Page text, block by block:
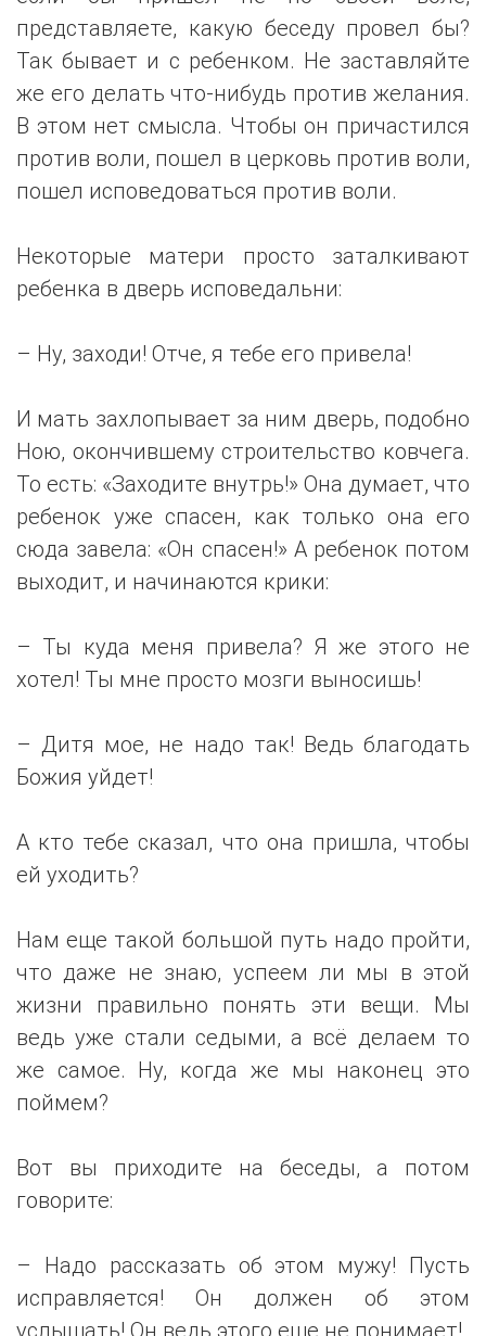
представляете, какую беседу провел бы?
Так бывает и с ребенком. Не заставляйте
же его делать что-нибудь против желания.
В этом нет смысла. Чтобы он причастился
против воли, пошел в церковь против воли,
пошел исповедоваться против воли.
Некоторые матери просто заталкивают
ребенка в дверь исповедальни:
– Ну, заходи! Отче, я тебе его привела!
И мать захлопывает за ним дверь, подобно
Ною, окончившему строительство ковчега.
То есть: «Заходите внутрь!» Она думает, что
ребенок уже спасен, как только она его
сюда завела: «Он спасен!» А ребенок потом
выходит, и начинаются крики:
– Ты куда меня привела? Я же этого не
хотел! Ты мне просто мозги выносишь!
– Дитя мое, не надо так! Ведь благодать
Божия уйдет!
А кто тебе сказал, что она пришла, чтобы
ей уходить?
Нам еще такой большой путь надо пройти,
что даже не знаю, успеем ли мы в этой
жизни правильно понять эти вещи. Мы
ведь уже стали седыми, а всё делаем то
же самое. Ну, когда же мы наконец это
поймем?
Вот вы приходите на беседы, а потом
говорите:
– Надо рассказать об этом мужу! Пусть
исправляется! Он должен об этом
услышать! Он ведь этого еще не понимает!